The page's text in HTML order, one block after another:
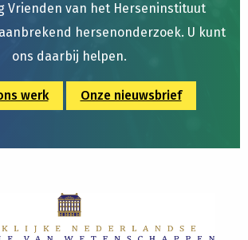
Vrienden van het Herseninstituut
hersenonderzoek. U kunt
ons daarbij helpen.
werk Onze nieuwsbrief